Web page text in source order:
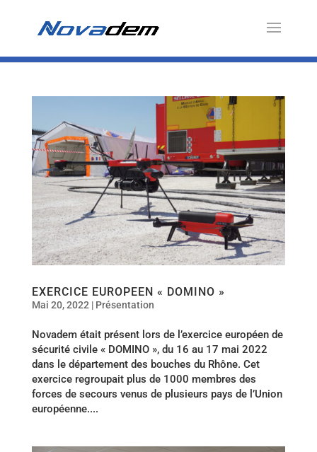
EXERCICE EUROPEEN « DOMINO »
Mai 20, 2022 | Présentation
Novadem était présent lors de l’exercice européen de
sécurité civile « DOMINO », du 16 au 17 mai 2022
dans le département des bouches du Rhône. Cet
exercice regroupait plus de 1000 membres des
forces de secours venus de plusieurs pays de l’Union
européenne....